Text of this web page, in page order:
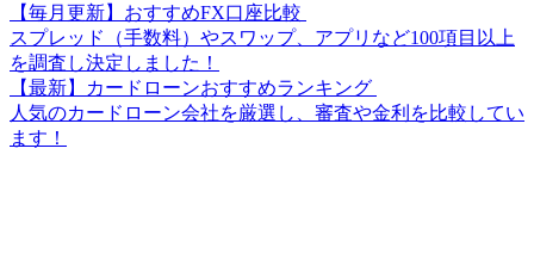
【毎月更新】おすすめFX口座比較
スプレッド（手数料）やスワップ、アプリなど100項目以上
を調査し決定しました！
【最新】カードローンおすすめランキング
人気のカードローン会社を厳選し、審査や金利を比較してい
ます！